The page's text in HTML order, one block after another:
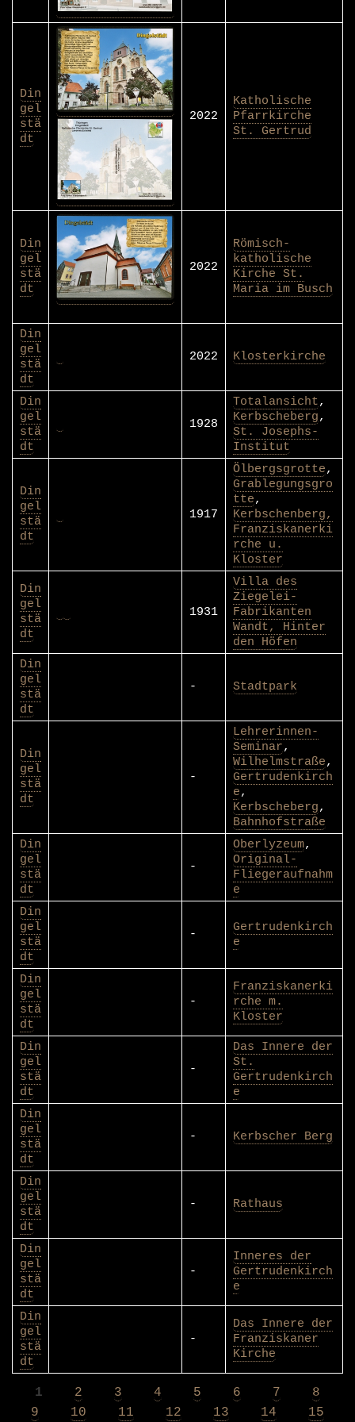
Din
gel
stä
dt
2022
Katholische
Pfarrkirche
St. Gertrud
Din
gel
stä
dt
2022
Römisch-
katholische
Kirche St.
Maria im Busch
Din
gel
stä
dt
2022 Klosterkirche
Din
gel
stä
dt
1928
Totalansicht,
Kerbscheberg,
St. Josephs-
Institut
Din
gel
stä
dt
1917
Ölbergsgrotte,
Grablegungsgro
tte,
Kerbschenberg,
Franziskanerki
rche u.
Kloster
Din
gel
stä
dt
1931
Villa des
Ziegelei-
Fabrikanten
Wandt, Hinter
den Höfen
Din
gel
stä
dt
- Stadtpark
Din
gel
stä
dt
-
Lehrerinnen-
Seminar,
Wilhelmstraße,
Gertrudenkirch
e,
Kerbscheberg,
Bahnhofstraße
Din
gel
stä
dt
-
Oberlyzeum,
Original-
Fliegeraufnahm
e
Din
gel
stä
dt
-
Gertrudenkirch
e
Din
gel
stä
dt
-
Franziskanerki
rche m.
Kloster
Din
gel
stä
dt
-
Das Innere der
St.
Gertrudenkirch
e
Din
gel
stä
dt
- Kerbscher Berg
Din
gel
stä
dt
- Rathaus
Din
gel
stä
dt
-
Inneres der
Gertrudenkirch
e
Din
gel
stä
dt
-
Das Innere der
Franziskaner
Kirche
Seitennummerierung
Page
1 Page
2 Page
3 Page
4 Page
5 Page
6 Page
7 Page
8
Page
9 Page
10 Page
11 Page
12 Page
13 Page
14 Page
15